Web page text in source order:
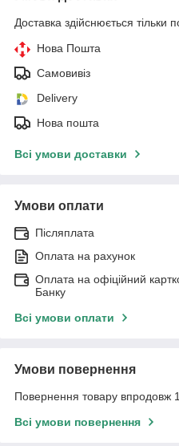
Доставка здійснюється тільки
Нова Пошта
Самовивіз
Delivery
Нова пошта
Всі умови доставки
Умови оплати
Післяплата
Оплата на рахунок
Оплата на офіційний
Банку
Всі умови оплати
Умови повернення
Повернення товару впродовж
Всі умови повернення